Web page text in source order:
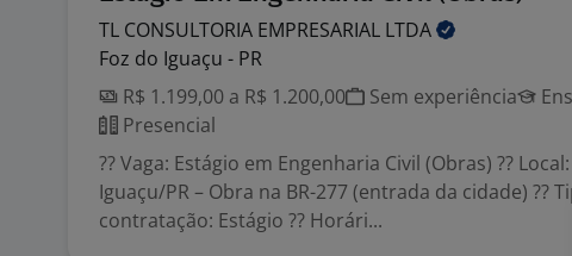
TL CONSULTORIA EMPRESARIAL LTDA
Foz do Iguaçu - PR
R$ 1.199,00 a R$ 1.200,00
Sem experiência
Presencial
?? Vaga: Estágio em Engenharia Civil (Obras) ??
Iguaçu/PR – Obra na BR-277 (entrada da cidade) ??
contratação: Estágio ?? Horári...